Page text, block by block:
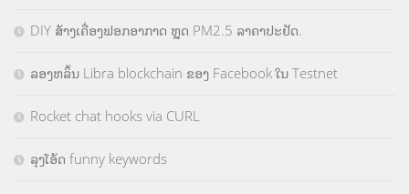
DIY ສ້າງເຄື່ອງຟອກອາກາດ ຫຼຸດ PM2.5 ລາຄາປະຢັດ.
ລອງຫລິ້ນ Libra blockchain ຂອງ Facebook ໃນ Testnet
Rocket chat hooks via CURL
ລຸງໂອ້ດ funny keywords